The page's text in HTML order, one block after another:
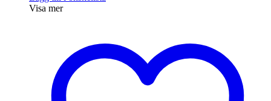
Visa mer